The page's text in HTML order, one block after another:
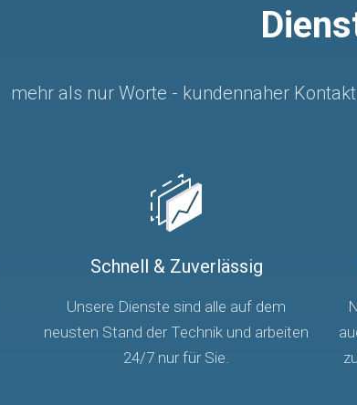
mehr als nur Worte - kundennaher
Schnell & Zuverlässig
Unsere Dienste sind alle auf dem
neusten Stand der Technik und arbeiten
24/7 nur für Sie.